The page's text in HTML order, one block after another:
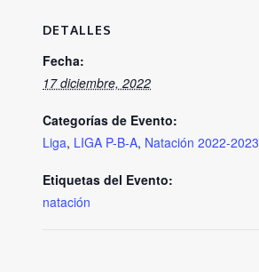
DETALLES
Fecha:
17 diciembre, 2022
Categorías de Evento:
Liga, LIGA P-B-A, Natación 2022-2023
Etiquetas del Evento:
natación